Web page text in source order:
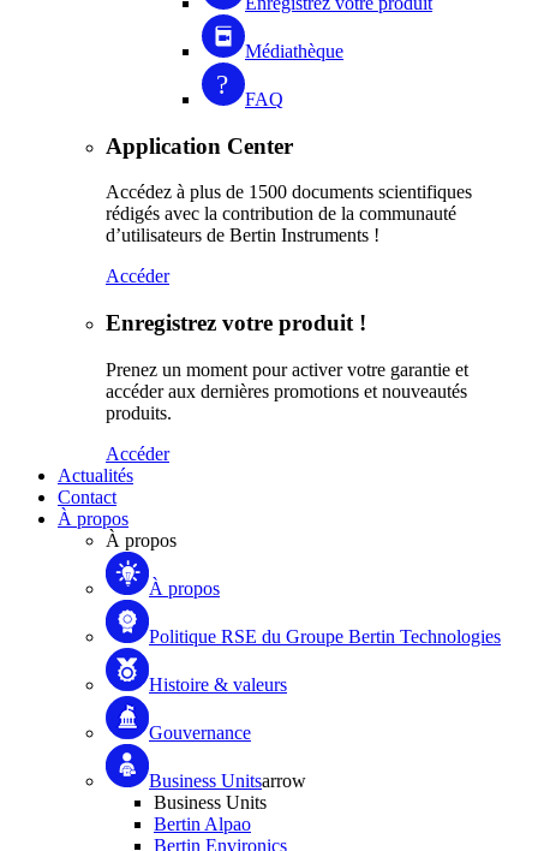
Médiathèque
FAQ
Application Center
Accédez à plus de 1500 documents scientifiques
rédigés avec la contribution de la communauté
d’utilisateurs de Bertin Instruments !
Accéder
Enregistrez votre produit !
Prenez un moment pour activer votre garantie et
accéder aux dernières promotions et nouveautés
produits.
Accéder
Actualités
Contact
À propos
À propos
À propos
Politique RSE du Groupe Bertin Technologies
Histoire & valeurs
Gouvernance
Business Unitsarrow
Business Units
Bertin Alpao
Bertin Environics